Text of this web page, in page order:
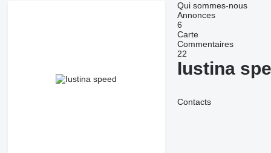
Qui sommes-nous
Annonces
6
Carte
Commentaires
22
Iustina
Contacts